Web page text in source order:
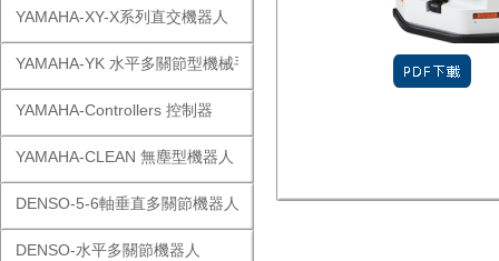
YAMAHA-XY-X系列直交機器人
YAMAHA-YK 水平多關節型機械手
YAMAHA-Controllers 控制器
YAMAHA-CLEAN 無塵型機器人
DENSO-5-6軸垂直多關節機器人
DENSO-水平多關節機器人